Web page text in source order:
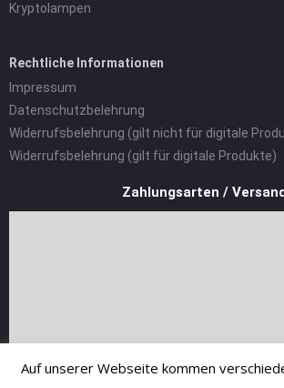
Kryptolampen
Rechtliche Informationen
Impressum
Datenschutzbelehrung
Widerrufsbelehrung (gilt nicht für digitale
Widerrufsbelehrung (gilt für digitale Produkte)
Zahlungsarten /
Auf unserer Webseite kommen